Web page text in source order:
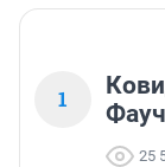
1
25